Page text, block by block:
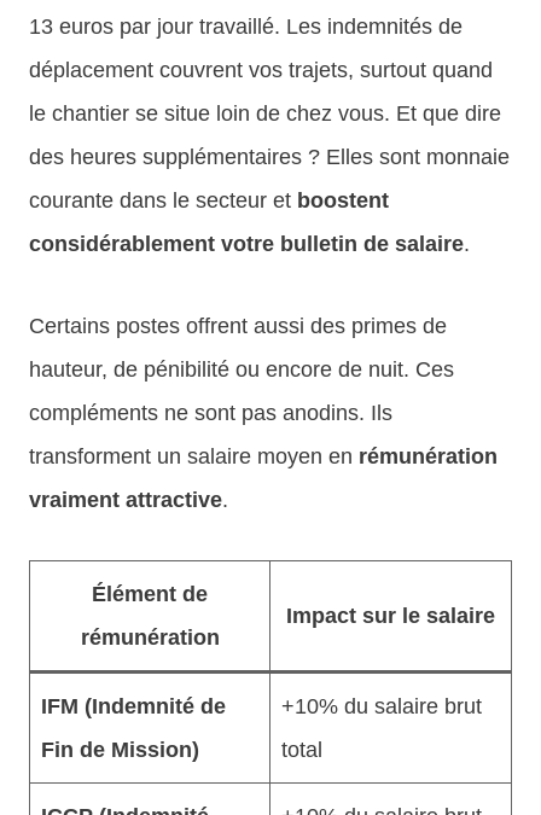
13 euros par jour travaillé. Les indemnités de
déplacement couvrent vos trajets, surtout quand
le chantier se situe loin de chez vous. Et que dire
des heures supplémentaires ? Elles sont monnaie
courante dans le secteur et boostent
considérablement votre bulletin de salaire.
Certains postes offrent aussi des primes de
hauteur, de pénibilité ou encore de nuit. Ces
compléments ne sont pas anodins. Ils
transforment un salaire moyen en rémunération
vraiment attractive.
Élément de
rémunération
Impact sur le salaire
IFM (Indemnité de
Fin de Mission)
+10% du salaire brut
total